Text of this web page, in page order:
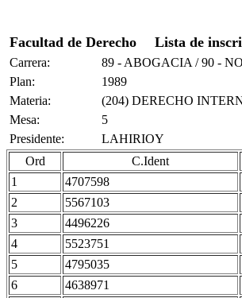
Facultad de Derecho Lista de
Carrera:
89 - ABOGACIA / 90 -
Plan:
1989
Materia:
(204) DERECHO
Mesa:
5
Presidente:
LAHIRIOY
Ord
C.Ident
1
4707598
2 5567103
3 4496226
4 5523751
5 4795035
6 4638971